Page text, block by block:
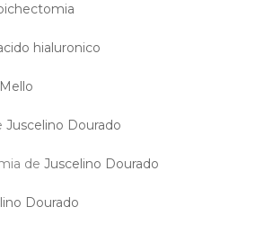
hialuronico
Juscelino Dourado
de Juscelino Dourado
Dourado